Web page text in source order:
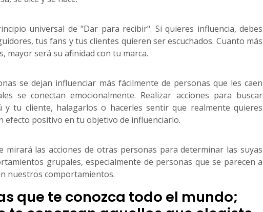
universal de "Dar para recibir". Si quieres influencia, debes
tus fans y tus clientes quieren ser escuchados. Cuanto más
mayor será su afinidad con tu marca.
se dejan influenciar más fácilmente de personas que les caen
se conectan emocionalmente. Realizar acciones para buscar
y tu cliente, halagarlos o hacerles sentir que realmente quieres
efecto positivo en tu objetivo de influenciarlo.
mirará las acciones de otras personas para determinar las suyas
grupales, especialmente de personas que se parecen a
nuestros comportamientos.
que te conozca todo el mundo;